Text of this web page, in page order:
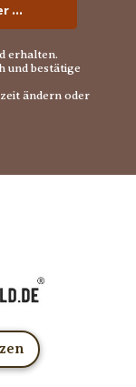
...
erhalten.
und bestätige
ändern oder